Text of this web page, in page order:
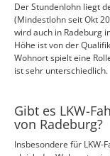
Der Stundenlohn liegt
(Mindestlohn seit Okt
wird auch in Radeburg
Höhe ist von der
Wohnort spielt eine
ist sehr unterschiedlich.
Gibt es LKW-
von Radeburg?
Insbesondere für LKW-